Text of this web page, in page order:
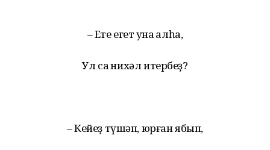
– Ете егет ҡуна ҡалһа,
Ул саҡ нихәл итербеҙ?
– Кейеҙ түшәп, юрған ябып,